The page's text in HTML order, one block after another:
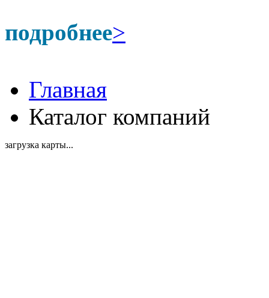
подробнее>
Главная
Каталог компаний
загрузка карты...